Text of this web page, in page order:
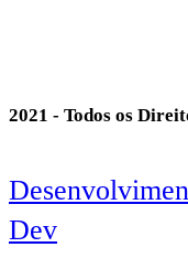
2021 - Todos os
Dev